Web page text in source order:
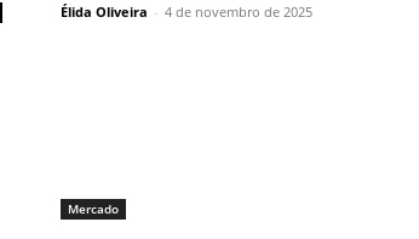
Élida Oliveira - 4 de novembro de 2025
Mercado